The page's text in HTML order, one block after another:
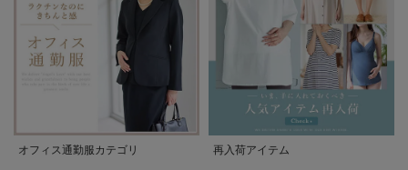
オフィス通勤服カテゴリ 再入荷アイテム